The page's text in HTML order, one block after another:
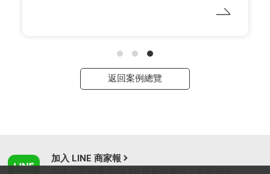
返回案例總覽
加入 LINE 商家報